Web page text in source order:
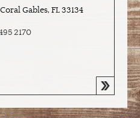
Gables, FL 33134
2170